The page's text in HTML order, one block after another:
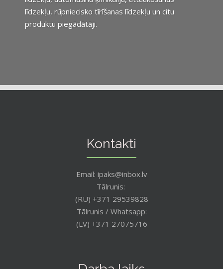
līdzekļu, rūpniecisko tīrīšanas līdzekļu un citu
produktu piegādātāji.
Kontakti
Email: ipaks@inbox.lv
Tālrunis:
(RU) +371 29539828
Tālrunis / Whatsapp:
(LV) +371 27075716